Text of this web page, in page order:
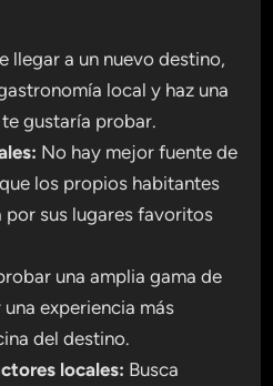
llegar a un nuevo destino,
local y haz una
gustaría probar.
No hay mejor fuente de
los propios habitantes
por sus lugares favoritos
una amplia gama de
experiencia más
del destino.
locales: Busca